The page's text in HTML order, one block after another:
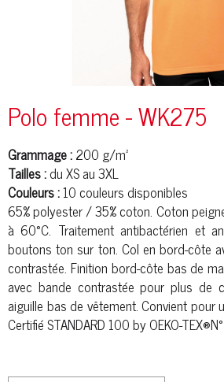
Polo femme - WK275
Grammage :200 g/m²
Tailles :du XS au 3XL
Couleurs :10 couleurs disponibles
65%polyester/ 35% coton. Coton
à 60°C. Traitement antibactérien et
boutons ton sur ton. Col en bord-côte
contrastée. Finition bord-côte bas de
avec bande contrastée pour plus de
aiguille bas de vêtement. Convient pour
Certifié STANDARD 100 by OEKO-